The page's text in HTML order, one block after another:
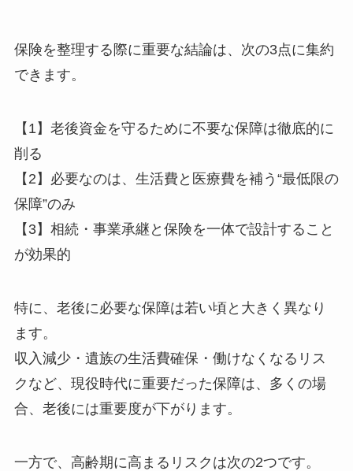
保険を整理する際に重要な結論は、次の3点に集約
できます。
【1】老後資金を守るために不要な保障は徹底的に
削る
【2】必要なのは、生活費と医療費を補う“最低限の
保障”のみ
【3】相続・事業承継と保険を一体で設計すること
が効果的
特に、老後に必要な保障は若い頃と大きく異なり
ます。
収入減少・遺族の生活費確保・働けなくなるリス
クなど、現役時代に重要だった保障は、多くの場
合、老後には重要度が下がります。
一方で、高齢期に高まるリスクは次の2つです。